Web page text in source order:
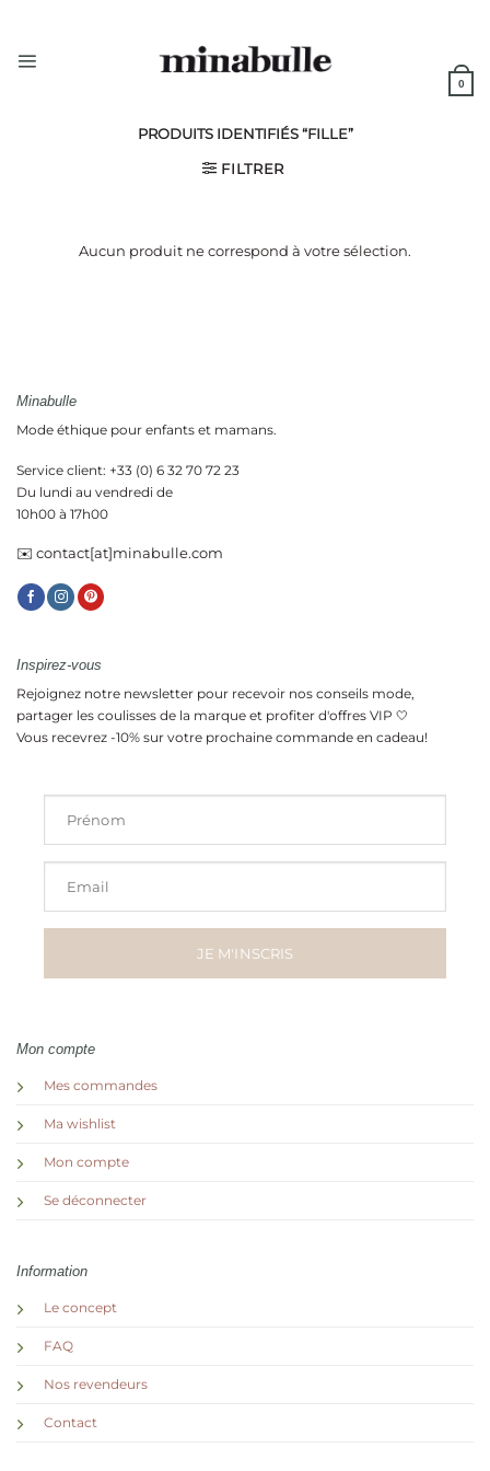
contenu
0
PRODUITS IDENTIFIÉS “FILLE”
FILTRER
Aucun produit ne correspond à votre sélection.
Minabulle
Mode éthique pour enfants et mamans.
Service client: +33 (0) 6 32 70 72 23
Du lundi au vendredi de
10h00 à 17h00
✉️ contact[at]minabulle.com
Mon compte
Mes commandes
Ma wishlist
Mon compte
Se déconnecter
Information
Le concept
FAQ
Nos revendeurs
Contact
Inspirez-vous
Rejoignez notre newsletter pour recevoir nos conseils mode,
partager les coulisses de la marque et profiter d'offres VIP 🤍
Vous recevrez -10% sur votre prochaine commande en cadeau!
Prénom
Email
JE M'INSCRIS